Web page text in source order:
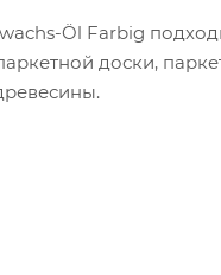
Öl Farbig
доски,